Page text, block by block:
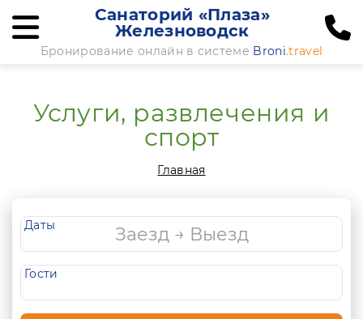
Санаторий «Плаза»
Железноводск
Бронирование онлайн в системе Broni.travel
Услуги, развлечения и
спорт
Главная
Даты
Гости